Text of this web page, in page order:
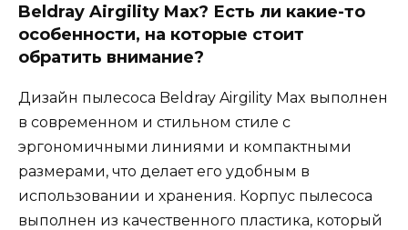
Beldray Airgility Max? Есть ли какие-то
особенности, на которые стоит
обратить внимание?
Дизайн пылесоса Beldray Airgility Max выполнен
в современном и стильном стиле с
эргономичными линиями и компактными
размерами, что делает его удобным в
использовании и хранения. Корпус пылесоса
выполнен из качественного пластика, который